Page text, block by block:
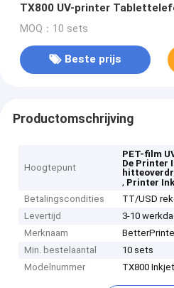
TX800 UV-printer
Houten plaat Printing
MOQ：10 sets
Beste prijs
Productomschrijving
Hoogtepunt
PET-film
De Printer
, Printer
Betalingscondities
TT/USD
Levertijd
3-10
Merknaam
Min. bestelaantal
10 sets
Modelnummer
TX800